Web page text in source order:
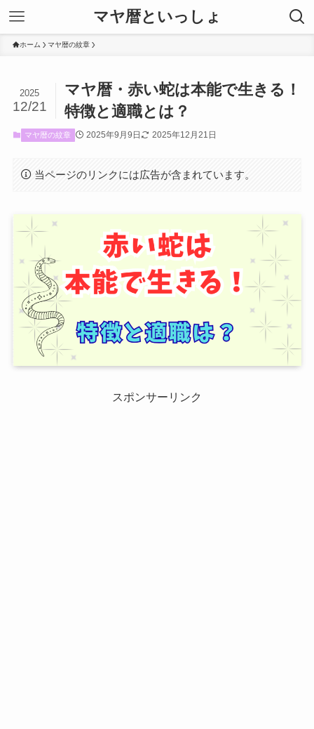
マヤ暦といっしょ
ホーム マヤ暦の紋章
マヤ暦・赤い蛇は本能で生きる！
特徴と適職とは？
2025
12/21
マヤ暦の紋章 2025年9月9日 2025年12月21日
当ページのリンクには広告が含まれています。
スポンサーリンク